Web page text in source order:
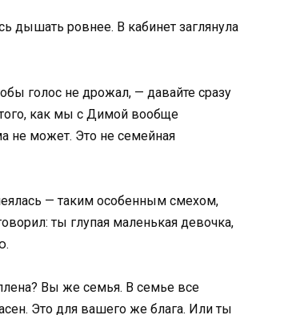
дышать ровнее. В кабинет заглянула
голос не дрожал, — давайте сразу
как мы с Димой вообще
не может. Это не семейная
— таким особенным смехом,
ты глупая маленькая девочка,
Вы же семья. В семье все
Это для вашего же блага. Или ты